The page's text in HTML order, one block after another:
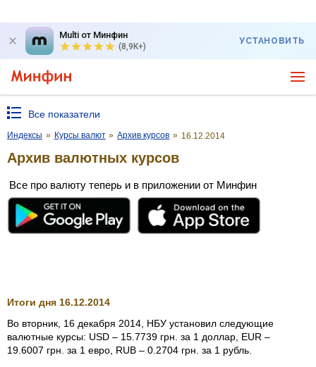
Multi от Минфин
(8,9K+)
УСТАНОВИТЬ
Все показатели
Индексы » Курсы валют » Архив курсов » 16.12.2014
Архив валютных курсов
Все про валюту теперь и в приложении от Минфин
Итоги дня 16.12.2014
Во вторник, 16 декабря 2014, НБУ установил следующие
валютные курсы: USD – 15.7739 грн. за 1 доллар, EUR –
19.6007 грн. за 1 евро, RUB – 0.2704 грн. за 1 рубль.